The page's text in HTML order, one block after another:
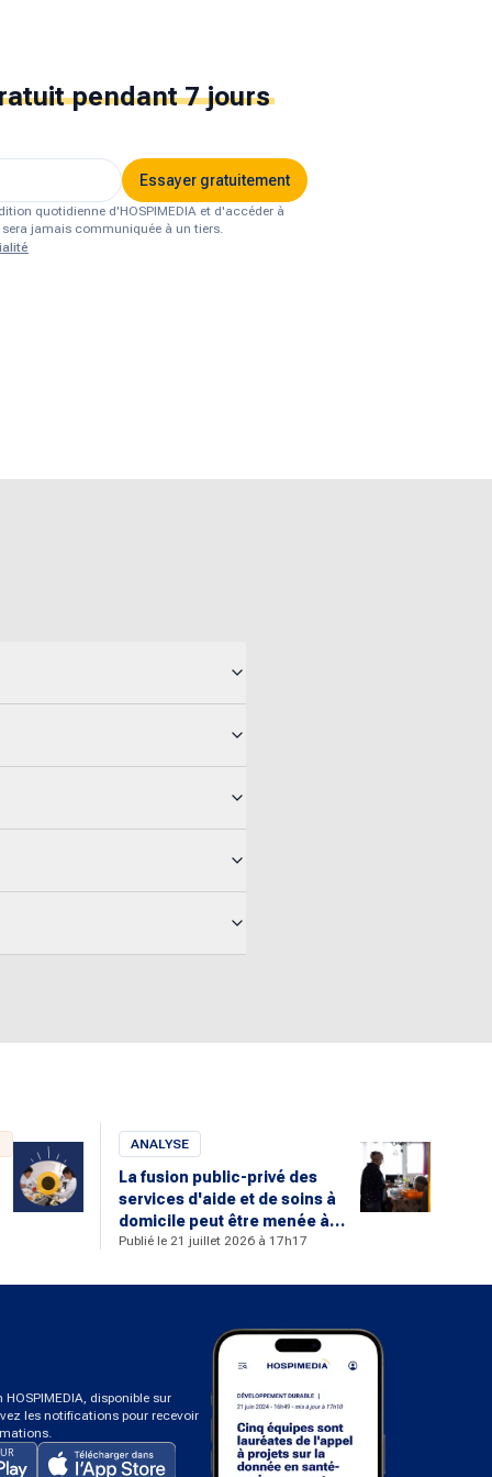
pendant 7 jours
Essayer gratuitement
quotidienne d'HOSPIMEDIA et d'accéder à
jamais communiquée à un tiers.
ANALYSE
La fusion public-privé des
services d'aide et de soins à
domicile peut être menée à
bien
Publié le 21 juillet 2026 à 17h17
disponible sur
les notifications pour recevoir